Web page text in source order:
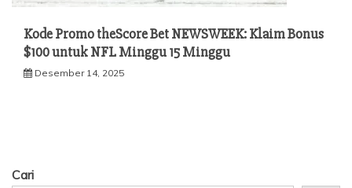
Kode Promo theScore Bet NEWSWEEK: Klaim Bonus
$100 untuk NFL Minggu 15 Minggu
Desember 14, 2025
Cari